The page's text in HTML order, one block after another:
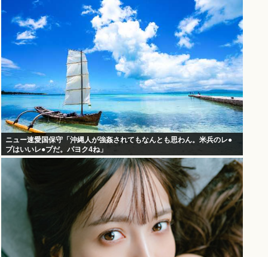
ニュー速愛国保守「沖縄人が強姦されてもなんとも思わん。米兵のレ●
プはいいレ●プだ。パヨク4ね」